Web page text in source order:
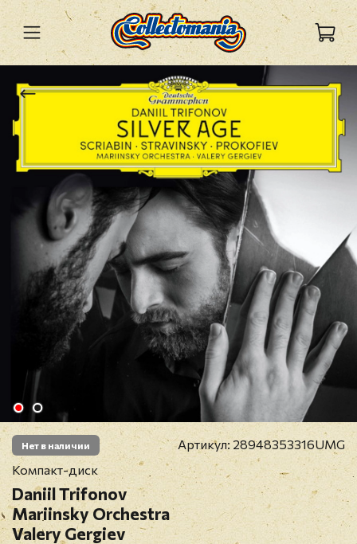
Нет в наличии Артикул: 28948353316UMG
Компакт-диск
Daniil Trifonov
Mariinsky Orchestra
Valery Gergiev